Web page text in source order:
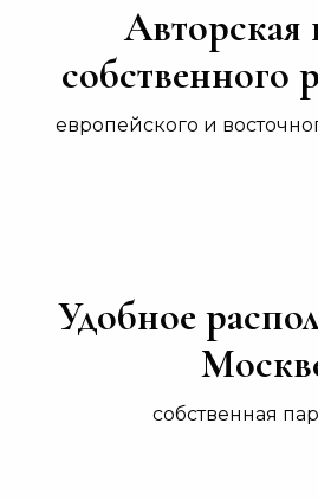
Авторская
собственного
европейского и
Удобное
собственная